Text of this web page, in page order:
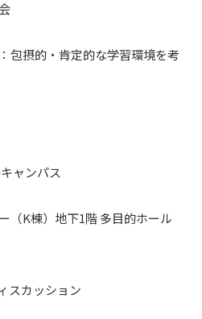
包摂的・肯定的な学習環境を考
ャンパス
K棟）地下1階 多目的ホール
スカッション